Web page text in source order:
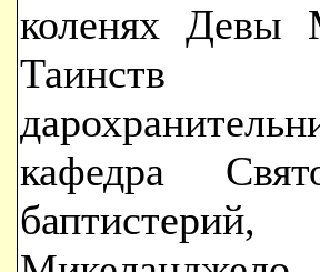
коленях Девы
Таинств
кафедра